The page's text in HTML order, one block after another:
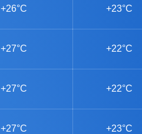
+26°C +23°C
+27°C +22°C
+27°C +22°C
+27°C +23°C